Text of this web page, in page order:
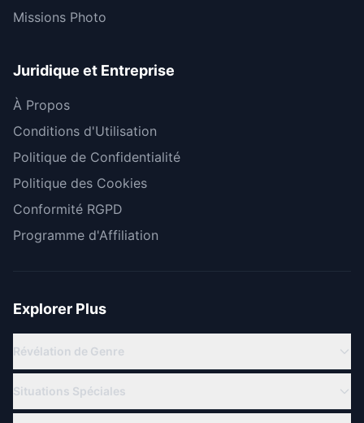
Missions Photo
Juridique et Entreprise
À Propos
Conditions d'Utilisation
Politique de Confidentialité
Politique des Cookies
Conformité RGPD
Programme d'Affiliation
Explorer Plus
Révélation de Genre
Situations Spéciales